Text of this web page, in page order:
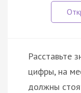
Расставьте
цифры, на
должны